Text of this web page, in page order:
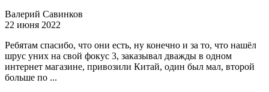
Валерий Савинков
22 июня 2022
Ребятам спасибо, что они есть, ну конечно и за то, что нашёл
шрус уних на свой фокус 3, заказывал дважды в одном
интернет магазине, привозили Китай, один был мал, второй
больше по ...